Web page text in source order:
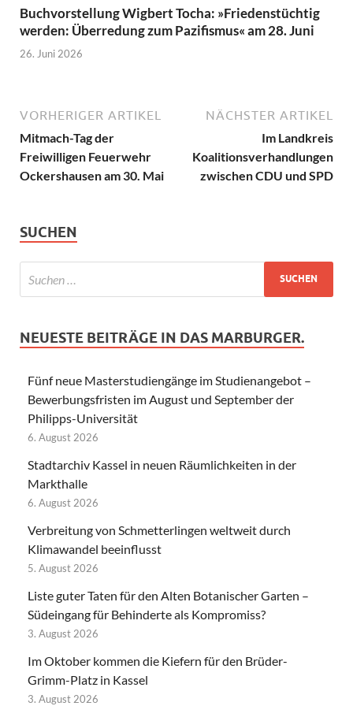
Buchvorstellung Wigbert Tocha: »Friedenstüchtig
werden: Überredung zum Pazifismus« am 28. Juni
26. Juni 2026
VORHERIGER ARTIKEL
Mitmach-Tag der
Freiwilligen Feuerwehr
Ockershausen am 30. Mai
NÄCHSTER ARTIKEL
Im Landkreis
Koalitionsverhandlungen
zwischen CDU und SPD
SUCHEN
NEUESTE BEITRÄGE IN DAS MARBURGER.
Fünf neue Masterstudiengänge im Studienangebot –
Bewerbungsfristen im August und September der
Philipps-Universität
6. August 2026
Stadtarchiv Kassel in neuen Räumlichkeiten in der
Markthalle
6. August 2026
Verbreitung von Schmetterlingen weltweit durch
Klimawandel beeinflusst
5. August 2026
Liste guter Taten für den Alten Botanischer Garten –
Südeingang für Behinderte als Kompromiss?
3. August 2026
Im Oktober kommen die Kiefern für den Brüder-
Grimm-Platz in Kassel
3. August 2026